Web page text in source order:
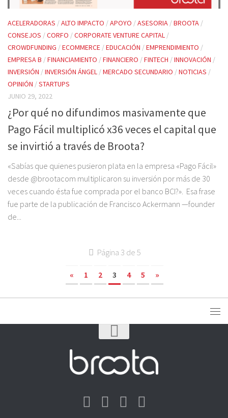
ACELERADORAS /ALTO IMPACTO /APOYO /ASESORIA /BROOTA /
CONSEJOS /CORFO /CORPORATE VENTURE CAPITAL /
CROWDFUNDING /ECOMMERCE /EDUCACIÓN /EMPRENDIMIENTO /
EMPRESA B /FINANCIAMIENTO /FINANCIERO /FINTECH /INNOVACIÓN /
INVERSIÓN /INVERSIÓN ÁNGEL /MERCADO SECUNDARIO /NOTICIAS /
OPINIÓN /STARTUPS
JUNIO 29, 2022
¿Por qué no difundimos masivamente que
Pago Fácil multiplicó x36 veces el capital que
se invirtió a través de Broota?
«Sabías que quienes pusieron plata en la empresa «Pago Fácil»
desde @brootacom multiplicaron su inversión por más de 30
veces cuando ésta fue comprada por el banco BCI?». Esa frase
fue parte de la publicación de Francisco Ackermann —founder
de...
Página 3 de 5
« 1 2 3 4 5 »